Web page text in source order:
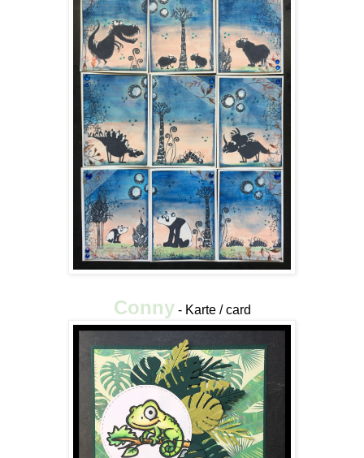
Conny- Karte / card